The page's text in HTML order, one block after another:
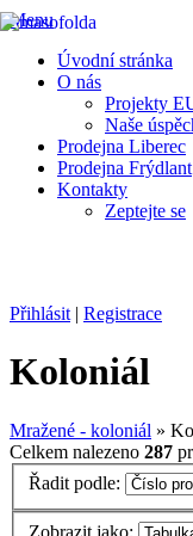
Menu
Úvodní stránka
O nás
Projekty
Naše
Prodejna Liberec
Prodejna Frýdlant
Kontakty
Zeptejte se
Přihlásit | Registrace
Koloniál
Mražené - koloniál »
Celkem nalezeno 287
Řadit podle:
Zobrazit jako: